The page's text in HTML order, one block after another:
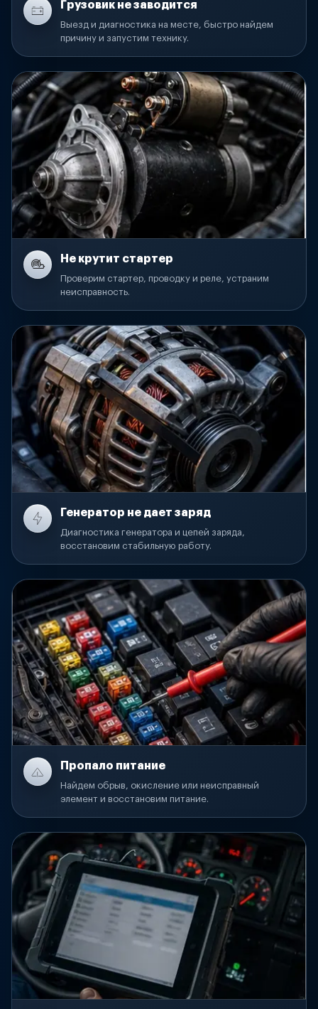
Грузовик не заводится
Выезд и диагностика на месте, быстро найдем
причину и запустим технику.
Не крутит стартер
Проверим стартер, проводку и реле, устраним
неисправность.
Генератор не дает заряд
Диагностика генератора и цепей заряда,
восстановим стабильную работу.
Пропало питание
Найдем обрыв, окисление или неисправный
элемент и восстановим питание.